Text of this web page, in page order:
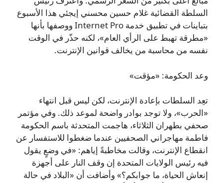
السلطة القضائية غلام حسين محسني إيجئي هذا الأسبوع
بتباينات في تطبيق خدمة Internet Pro ووصفها بأنها
«مطرقة تهبط على الرأي العام»، لكنه حذّر في الوقت
نفسه من محاسبة من يخالف قوانين الإنترنت.
وعد الحكومة: «مؤقت»
تعِد السلطات بإعادة الإنترنت، لكن ليس قبل انتهاء
«الحرب»، ولا توجد بوادر واضحة لموعد ذلك. وفي مؤتمر
صحفي بطهران الثلاثاء، هاجمت المتحدثة باسم الحكومة
فاطمة مهاجراني الصحفيين عندما ضغطوا للاستفسار عن
انقطاع الإنترنت، وقالت مخاطبةً إياهم: «في وضعٍ يقول
فيه رئيس الولايات المتحدة إن وقف النار على أجهزة
إنعاش الحياة، ما جوابكم؟» وأضافت أن «البلاد في حالة